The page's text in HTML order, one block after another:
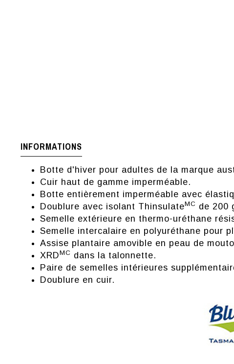
INFORMATIONS
Botte d'hiver pour adultes de la marque
Cuir haut de gamme imperméable.
Botte entièrement imperméable avec
Doublure avec isolant ThinsulateMC de 200
Semelle extérieure en thermo-uréthane
Semelle intercalaire en polyuréthane pour
Assise plantaire amovible en peau de
XRDMC dans la talonnette.
Paire de semelles intérieures
Doublure en cuir.